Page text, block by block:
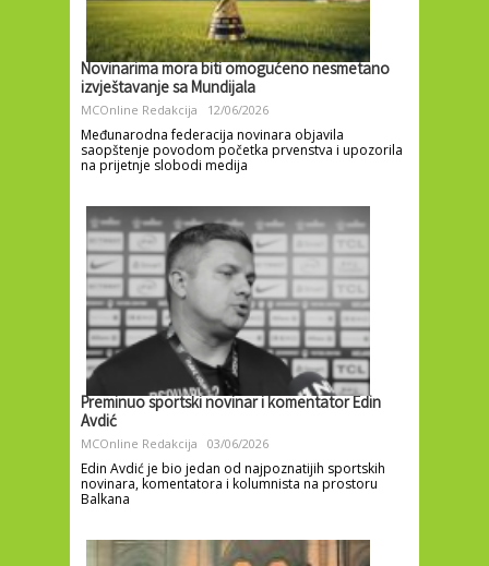
Novinarima mora biti omogućeno nesmetano
izvještavanje sa Mundijala
MCOnline Redakcija 12/06/2026
Međunarodna federacija novinara objavila
saopštenje povodom početka prvenstva i upozorila
na prijetnje slobodi medija
Preminuo sportski novinar i komentator Edin
Avdić
MCOnline Redakcija 03/06/2026
Edin Avdić je bio jedan od najpoznatijih sportskih
novinara, komentatora i kolumnista na prostoru
Balkana